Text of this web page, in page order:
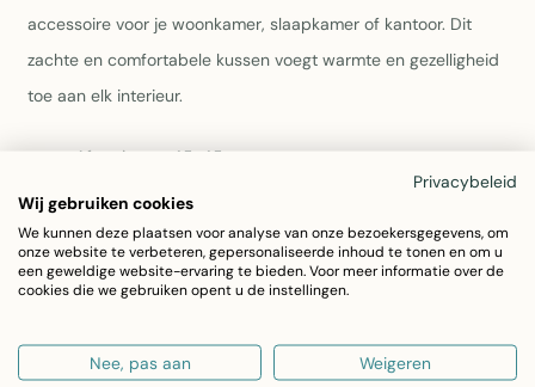
accessoire voor je woonkamer, slaapkamer of kantoor. Dit
zachte en comfortabele kussen voegt warmte en gezelligheid
toe aan elk interieur.
Afmetingen: 45x45cm
Kleur: Beige
Gewicht: 350 gram
Dikte: 8.5cm
Eenvoudig wasbaar volgens etiket
Leila Sierkussen Beige 45x45cm van Linen & More
Privacybeleid
Wij gebruiken cookies
We kunnen deze plaatsen voor analyse van onze bezoekersgegevens, om
onze website te verbeteren, gepersonaliseerde inhoud te tonen en om u
een geweldige website-ervaring te bieden. Voor meer informatie over de
cookies die we gebruiken opent u de instellingen.
Nee, pas aan Weigeren